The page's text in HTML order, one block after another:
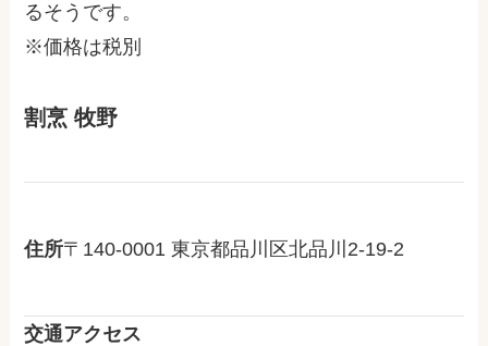
るそうです。
※価格は税別
割烹 牧野
住所〒140-0001 東京都品川区北品川2-19-2
交通アクセス